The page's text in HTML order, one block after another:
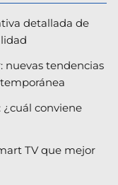
detallada de
nuevas tendencias
¿cuál conviene
TV que mejor